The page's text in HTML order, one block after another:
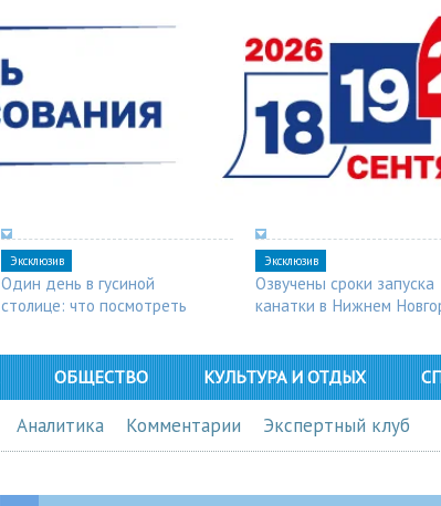
Эксклюзив
Один день в гусиной
столице: что посмотреть
Эксклюзив
Озвучены сроки запуска
канатки в Нижнем
ОБЩЕСТВО КУЛЬТУРА И ОТДЫХ
Аналитика Комментарии Экспертный клуб